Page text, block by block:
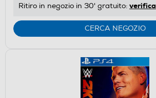
Ritiro in negozio in 30' gratuito: verifica
CERCA NEGOZIO